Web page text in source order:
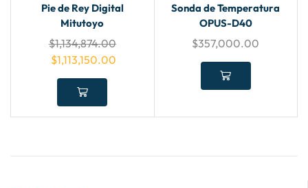
Pie de Rey Digital
Mitutoyo
$1,134,874.00
$1,113,150.00
Sonda de Temperatura
OPUS-D40
$357,000.00